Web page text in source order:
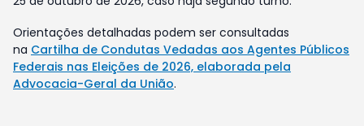
Orientações detalhadas podem ser consultadas
na Cartilha de Condutas Vedadas aos Agentes Públicos
Federais nas Eleições de 2026, elaborada pela
Advocacia-Geral da União.